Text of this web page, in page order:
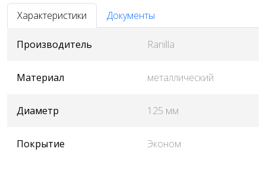
Характеристики Документы
Производитель Ranilla
Материал металлический
Диаметр 125 мм
Покрытие Эконом